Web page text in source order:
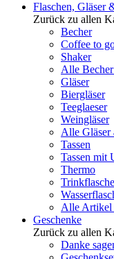
Flaschen, Gläser
Zurück zu allen
Becher
Coffee to
Shaker
Alle
Gläser
Biergläser
Teeglaeser
Weingläser
Alle Gläser
Tassen
Tassen mit
Thermo
Alle Artikel
Geschenke
Zurück zu allen
Danke